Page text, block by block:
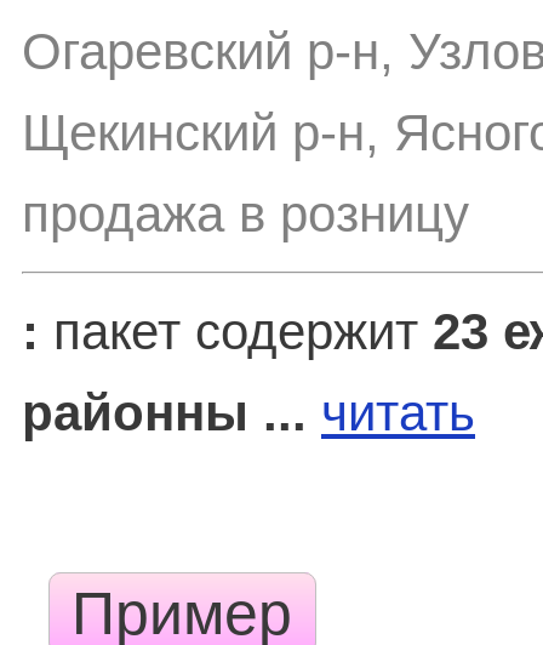
Огаревский р-н,
Щекинский р-н,
продажа в розницу
: пакет содержит 23
районны ... читать
Пример